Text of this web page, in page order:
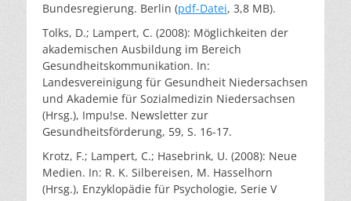
Bundesregierung. Berlin (pdf-Datei, 3,8 MB).
Tolks, D.; Lampert, C. (2008): Möglichkeiten der
akademischen Ausbildung im Bereich
Gesundheitskommunikation. In:
Landesvereinigung für Gesundheit Niedersachsen
und Akademie für Sozialmedizin Niedersachsen
(Hrsg.), Impu!se. Newsletter zur
Gesundheitsförderung, 59, S. 16-17.
Krotz, F.; Lampert, C.; Hasebrink, U. (2008): Neue
Medien. In: R. K. Silbereisen, M. Hasselhorn
(Hrsg.), Enzyklopädie für Psychologie, Serie V